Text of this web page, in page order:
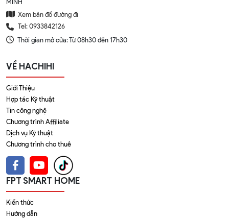
MINH
Xem bản đồ đường đi
Tel: 0933842126
Thời gian mở cửa: Từ 08h30 đến 17h30
VỀ HACHIHI
Giới Thiệu
Hợp tác Kỹ thuật
Tin công nghệ
Chương trình Affiliate
Dịch vụ Kỹ thuật
Chương trình cho thuê
FPT SMART HOME
Kiến thức
Hướng dẫn